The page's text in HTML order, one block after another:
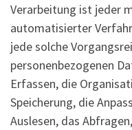
Verarbeitung ist jeder
automatisierter
jede solche
personenbezogenen
Erfassen, die
Speicherung, die
Auslesen, das